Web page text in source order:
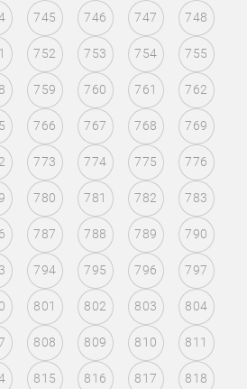
745 746 747 748
752 753 754 755
759 760 761 762
766 767 768 769
773 774 775 776
780 781 782 783
787 788 789 790
794 795 796 797
801 802 803 804
808 809 810 811
815 816 817 818